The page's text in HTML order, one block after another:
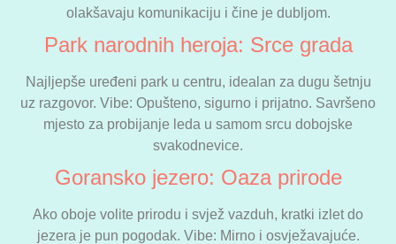
olakšavaju komunikaciju i čine je dubljom.
Park narodnih heroja: Srce grada
Najljepše uređeni park u centru, idealan za dugu šetnju
uz razgovor. Vibe: Opušteno, sigurno i prijatno. Savršeno
mjesto za probijanje leda u samom srcu dobojske
svakodnevice.
Goransko jezero: Oaza prirode
Ako oboje volite prirodu i svjež vazduh, kratki izlet do
jezera je pun pogodak. Vibe: Mirno i osvježavajuće.